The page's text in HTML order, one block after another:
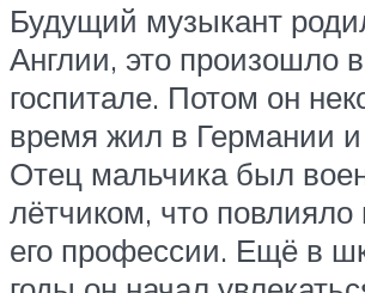
Будущий музыкант
Англии, это произошло
госпитале. Потом он
время жил в Германии
Отец мальчика был
лётчиком, что
его профессии. Ещё в